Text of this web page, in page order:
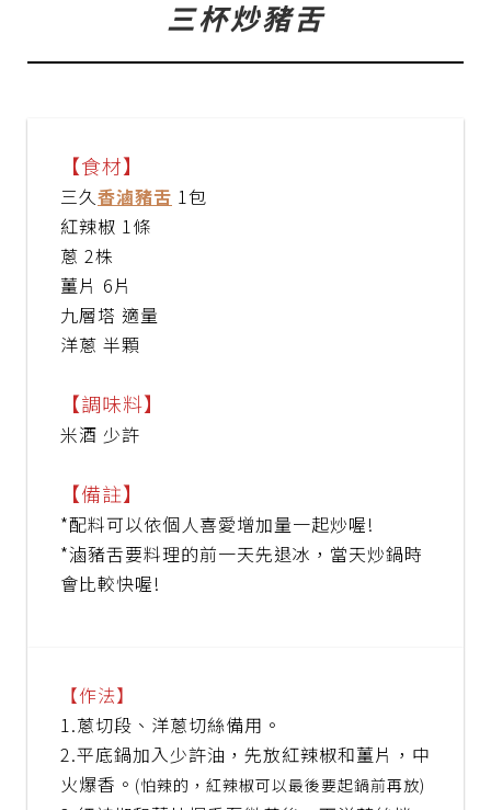
三杯炒豬舌
【食材】
三久香滷豬舌 1包
紅辣椒 1條
蔥 2株
薑片 6片
九層塔 適量
洋蔥 半顆
【調味料】
米酒 少許
【備註】
*配料可以依個人喜愛增加量一起炒喔!
*滷豬舌要料理的前一天先退冰，當天炒鍋時
會比較快喔!
【作法】
1.蔥切段、洋蔥切絲備用。
2.平底鍋加入少許油，先放紅辣椒和薑片，中
火爆香 。 (怕辣的，紅辣椒可以最後要起鍋前再放)